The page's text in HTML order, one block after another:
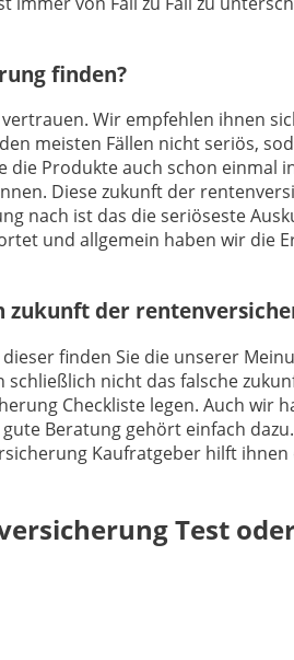
finden?
Wir empfehlen ihnen
meisten Fällen nicht seriös,
die Produkte auch schon
Diese zukunft der
nach ist das die seriöseste
und allgemein haben wir die
zukunft der
finden Sie die unserer
nicht das falsche
Checkliste legen. Auch wir
Beratung gehört einfach
Kaufratgeber hilft
Test